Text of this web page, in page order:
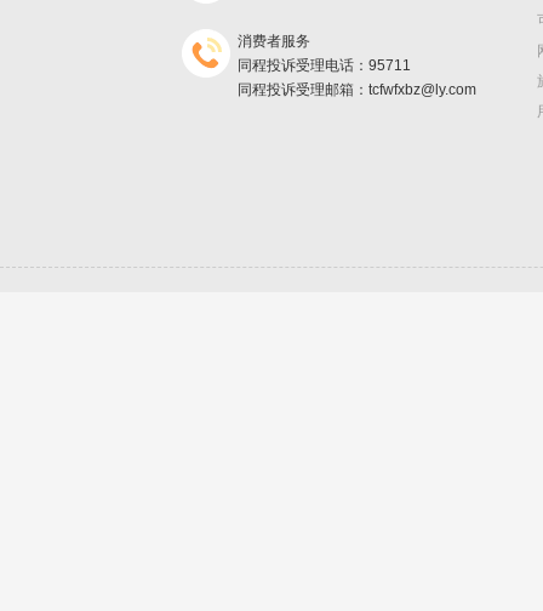
消费者服务
同程投诉受理电话：95711
同程投诉受理邮箱：tcfwfxbz@ly.com